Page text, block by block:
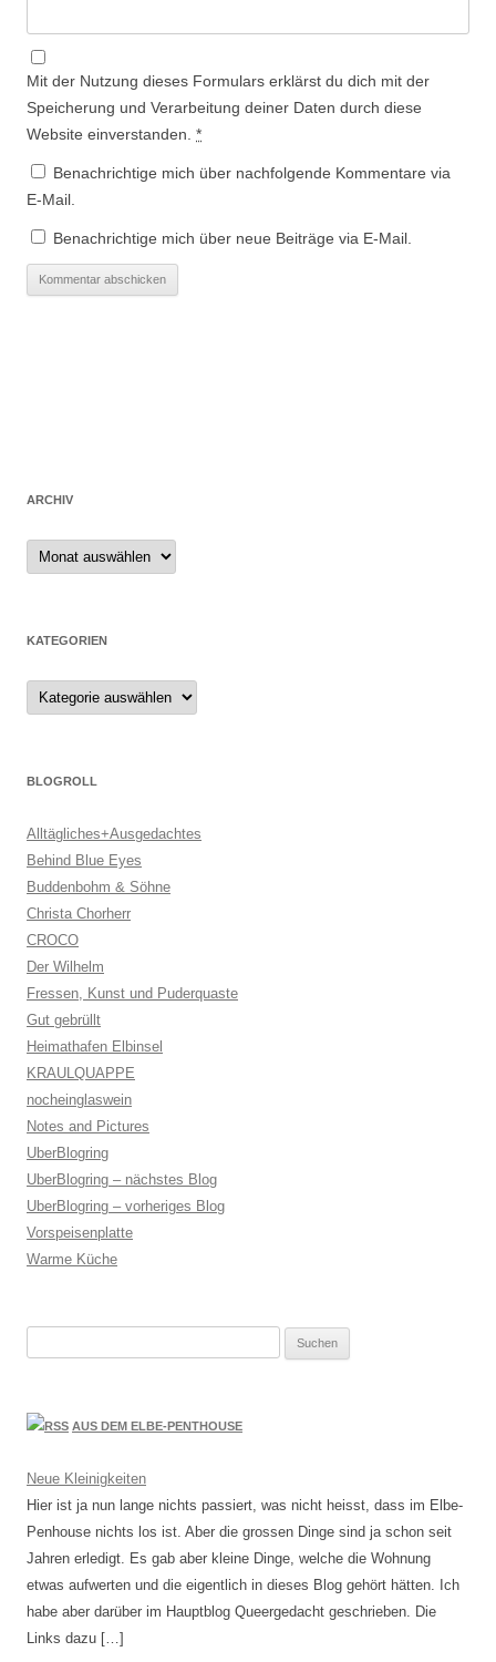
Mit der Nutzung dieses Formulars erklärst du dich mit der
Speicherung und Verarbeitung deiner Daten durch diese
Website einverstanden. *
Benachrichtige mich über nachfolgende Kommentare via
E-Mail.
Benachrichtige mich über neue Beiträge via E-Mail.
ARCHIV
Archiv
KATEGORIEN
Kategorien
BLOGROLL
Alltägliches+Ausgedachtes
Behind Blue Eyes
Buddenbohm & Söhne
Christa Chorherr
CROCO
Der Wilhelm
Fressen, Kunst und Puderquaste
Gut gebrüllt
Heimathafen Elbinsel
KRAULQUAPPE
nocheinglaswein
Notes and Pictures
UberBlogring
UberBlogring – nächstes Blog
UberBlogring – vorheriges Blog
Vorspeisenplatte
Warme Küche
AUS DEM ELBE-PENTHOUSE
Neue Kleinigkeiten
Hier ist ja nun lange nichts passiert, was nicht heisst, dass im Elbe-
Penhouse nichts los ist. Aber die grossen Dinge sind ja schon seit
Jahren erledigt. Es gab aber kleine Dinge, welche die Wohnung
etwas aufwerten und die eigentlich in dieses Blog gehört hätten. Ich
habe aber darüber im Hauptblog Queergedacht geschrieben. Die
Links dazu […]